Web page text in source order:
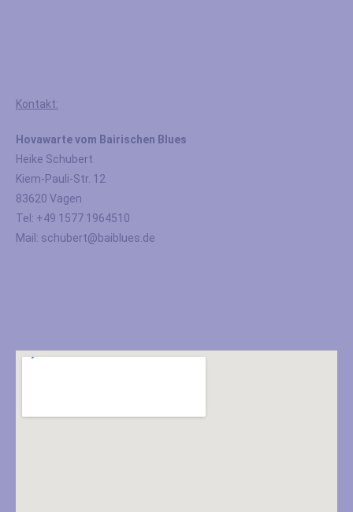
Kontakt:
Hovawarte vom Bairischen Blues
Heike Schubert
Kiem-Pauli-Str. 12
83620 Vagen
Tel: +49 1577 1964510
Mail: schubert@baiblues.de